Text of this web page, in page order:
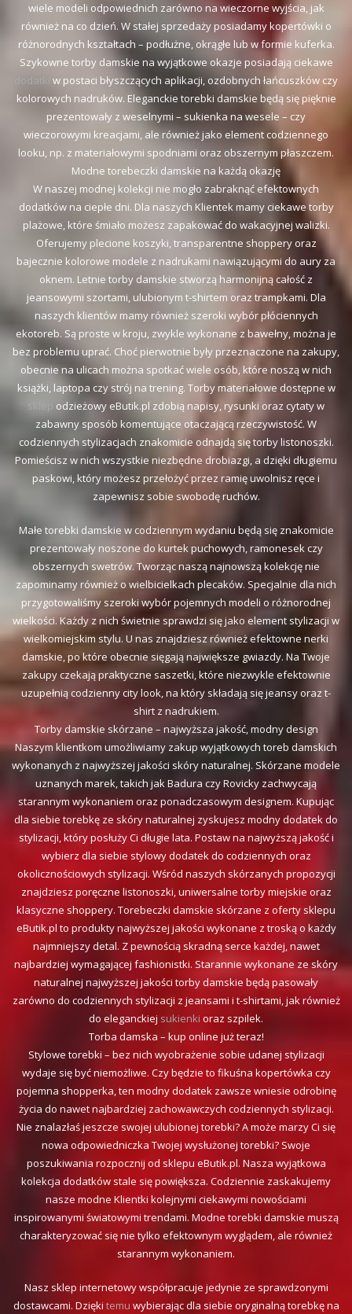
wiele modeli odpowiednich zarówno na wieczorne wyjścia, jak
również na co dzień. W stałej sprzedaży posiadamy kopertówki o
różnorodnych kształtach – podłużne, okrągłe lub w formie kuferka.
Szykowne torby damskie na wyjątkowe okazje posiadają ciekawe
dodatki w postaci błyszczących aplikacji, ozdobnych łańcuszków czy
kolorowych nadruków. Eleganckie torebki damskie będą się pięknie
prezentowały z weselnymi – sukienka na wesele – czy
wieczorowymi kreacjami, ale również jako element codziennego
looku, np. z materiałowymi spodniami oraz obszernym płaszczem.
Modne torebeczki damskie na każdą okazję
W naszej modnej kolekcji nie mogło zabraknąć efektownych
dodatków na ciepłe dni. Dla naszych Klientek mamy ciekawe torby
plażowe, które śmiało możesz zapakować do wakacyjnej walizki.
Oferujemy plecione koszyki, transparentne shoppery oraz
bajecznie kolorowe modele z nadrukami nawiązującymi do aury za
oknem. Letnie torby damskie stworzą harmonijną całość z
jeansowymi szortami, ulubionym t-shirtem oraz trampkami. Dla
naszych klientów mamy również szeroki wybór płóciennych
ekotoreb. Są proste w kroju, zwykle wykonane z bawełny, można je
bez problemu uprać. Choć pierwotnie były przeznaczone na zakupy,
obecnie na ulicach można spotkać wiele osób, które noszą w nich
książki, laptopa czy strój na trening. Torby materiałowe dostępne w
sklep odzieżowy eButik.pl zdobią napisy, rysunki oraz cytaty w
zabawny sposób komentujące otaczającą rzeczywistość. W
codziennych stylizacjach znakomicie odnajdą się torby listonoszki.
Pomieścisz w nich wszystkie niezbędne drobiazgi, a dzięki długiemu
paskowi, który możesz przełożyć przez ramię uwolnisz ręce i
zapewnisz sobie swobodę ruchów.
Małe torebki damskie w codziennym wydaniu będą się znakomicie
prezentowały noszone do kurtek puchowych, ramonesek czy
obszernych swetrów. Tworząc naszą najnowszą kolekcję nie
zapominamy również o wielbicielkach plecaków. Specjalnie dla nich
przygotowaliśmy szeroki wybór pojemnych modeli o różnorodnej
wielkości. Każdy z nich świetnie sprawdzi się jako element stylizacji w
wielkomiejskim stylu. U nas znajdziesz również efektowne nerki
damskie, po które obecnie sięgają największe gwiazdy. Na Twoje
zakupy czekają praktyczne saszetki, które niezwykle efektownie
uzupełnią codzienny city look, na który składają się jeansy oraz t-
shirt z nadrukiem.
Torby damskie skórzane – najwyższa jakość, modny design
Naszym klientkom umożliwiamy zakup wyjątkowych toreb damskich
wykonanych z najwyższej jakości skóry naturalnej. Skórzane modele
uznanych marek, takich jak Badura czy Rovicky zachwycają
starannym wykonaniem oraz ponadczasowym designem. Kupując
dla siebie torebkę ze skóry naturalnej zyskujesz modny dodatek do
stylizacji, który posłuży Ci długie lata. Postaw na najwyższą jakość i
wybierz dla siebie stylowy dodatek do codziennych oraz
okolicznościowych stylizacji. Wśród naszych skórzanych propozycji
znajdziesz poręczne listonoszki, uniwersalne torby miejskie oraz
klasyczne shoppery. Torebeczki damskie skórzane z oferty sklepu
eButik.pl to produkty najwyższej jakości wykonane z troską o każdy
najmniejszy detal. Z pewnością skradną serce każdej, nawet
najbardziej wymagającej fashionistki. Starannie wykonane ze skóry
naturalnej najwyższej jakości torby damskie będą pasowały
zarówno do codziennych stylizacji z jeansami i t-shirtami, jak również
do eleganckiej sukienki oraz szpilek.
Torba damska – kup online już teraz!
Stylowe torebki – bez nich wyobrażenie sobie udanej stylizacji
wydaje się być niemożliwe. Czy będzie to fikuśna kopertówka czy
pojemna shopperka, ten modny dodatek zawsze wniesie odrobinę
życia do nawet najbardziej zachowawczych codziennych stylizacji.
Nie znalazłaś jeszcze swojej ulubionej torebki? A może marzy Ci się
nowa odpowiedniczka Twojej wysłużonej torebki? Swoje
poszukiwania rozpocznij od sklepu eButik.pl. Nasza wyjątkowa
kolekcja dodatków stale się powiększa. Codziennie zaskakujemy
nasze modne Klientki kolejnymi ciekawymi nowościami
inspirowanymi światowymi trendami. Modne torebki damskie muszą
charakteryzować się nie tylko efektownym wyglądem, ale również
starannym wykonaniem.
Nasz sklep internetowy współpracuje jedynie ze sprawdzonymi
dostawcami. Dzięki temu wybierając dla siebie oryginalną torebkę na